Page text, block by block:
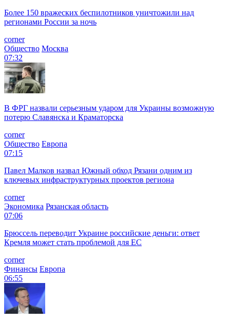
Более 150 вражеских беспилотников уничтожили над
регионами России за ночь
corner
Общество Москва
07:32
В ФРГ назвали серьезным ударом для Украины возможную
потерю Славянска и Краматорска
corner
Общество Европа
07:15
Павел Малков назвал Южный обход Рязани одним из
ключевых инфраструктурных проектов региона
corner
Экономика Рязанская область
07:06
Брюссель переводит Украине российские деньги: ответ
Кремля может стать проблемой для EC
corner
Финансы Европа
06:55